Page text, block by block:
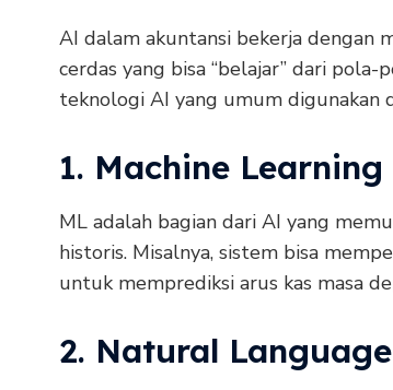
AI dalam akuntansi bekerja dengan
cerdas yang bisa “belajar” dari
teknologi AI yang umum digunakan
1. Machine Learning
ML adalah bagian dari AI yang
historis. Misalnya, sistem bisa
untuk memprediksi arus kas masa
2. Natural